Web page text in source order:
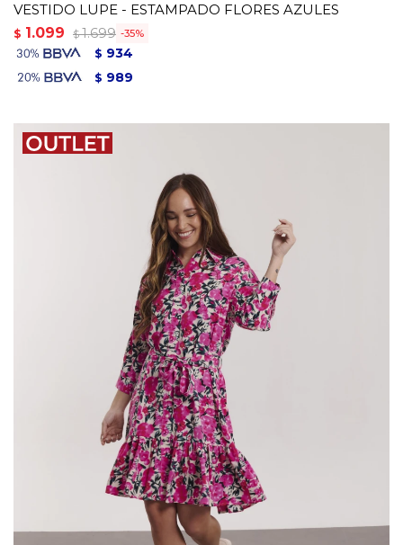
VESTIDO LUPE - ESTAMPADO FLORES AZULES
$ 1.099 $ 1.699 35
$ 934
$ 989